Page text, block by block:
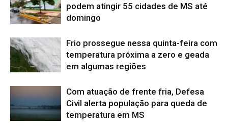
podem atingir 55 cidades de MS até
domingo
Frio prossegue nessa quinta-feira com
temperatura próxima a zero e geada
em algumas regiões
Com atuação de frente fria, Defesa
Civil alerta população para queda de
temperatura em MS